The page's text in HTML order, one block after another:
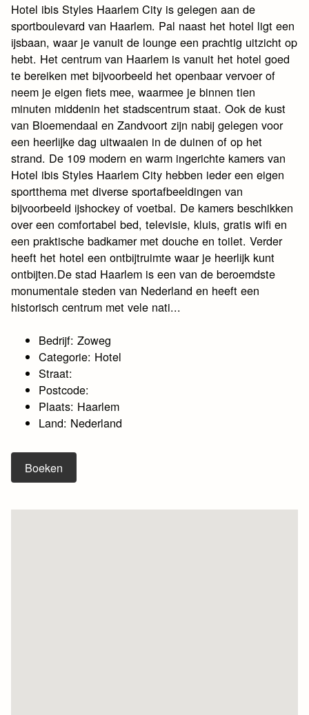
Hotel ibis Styles Haarlem City is gelegen aan de
sportboulevard van Haarlem. Pal naast het hotel ligt een
ijsbaan, waar je vanuit de lounge een prachtig uitzicht op
hebt. Het centrum van Haarlem is vanuit het hotel goed
te bereiken met bijvoorbeeld het openbaar vervoer of
neem je eigen fiets mee, waarmee je binnen tien
minuten middenin het stadscentrum staat. Ook de kust
van Bloemendaal en Zandvoort zijn nabij gelegen voor
een heerlijke dag uitwaaien in de duinen of op het
strand. De 109 modern en warm ingerichte kamers van
Hotel ibis Styles Haarlem City hebben ieder een eigen
sportthema met diverse sportafbeeldingen van
bijvoorbeeld ijshockey of voetbal. De kamers beschikken
over een comfortabel bed, televisie, kluis, gratis wifi en
een praktische badkamer met douche en toilet. Verder
heeft het hotel een ontbijtruimte waar je heerlijk kunt
ontbijten.De stad Haarlem is een van de beroemdste
monumentale steden van Nederland en heeft een
historisch centrum met vele nati...
Bedrijf: Zoweg
Categorie: Hotel
Straat:
Postcode:
Plaats: Haarlem
Land: Nederland
Boeken